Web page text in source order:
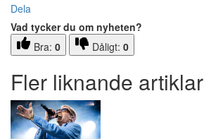
Dela
Vad tycker du om nyheten?
Bra: 0 Dåligt: 0
Fler liknande artiklar